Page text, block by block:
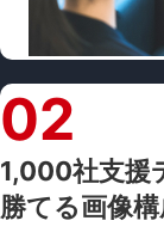
02
1,000社支援
勝てる画像